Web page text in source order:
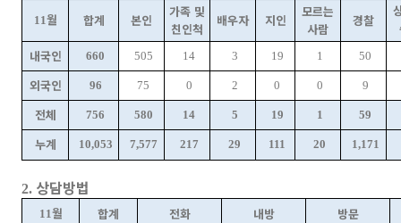
11월 합계 본인
가족 및
친인척
배우자 지인
모르는
사람
경찰
내국인
660 505 14 3 19 1 50
외국인 96 75 0 2 0 0 9
전체 756 580 14 5 19 1 59
누계 10,053 7,577 217 29 111 20 1,171
2. 상담방법
11월 합계 전화 내방
방문